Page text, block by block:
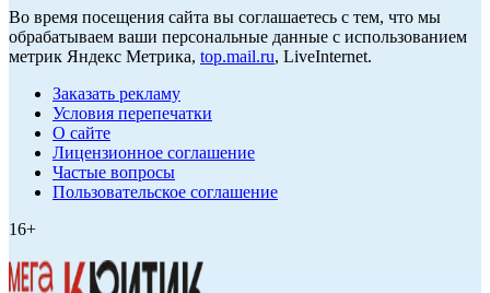
Во время посещения сайта вы соглашаетесь с тем, что мы
обрабатываем ваши персональные данные с использованием
метрик Яндекс Метрика, top.mail.ru, LiveInternet.
Заказать рекламу
Условия перепечатки
О сайте
Лицензионное соглашение
Частые вопросы
Пользовательское соглашение
16+